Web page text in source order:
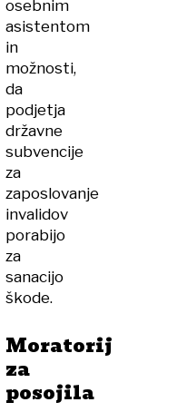
osebnim
asistentom
in
možnosti,
da
podjetja
državne
subvencije
za
zaposlovanje
invalidov
porabijo
za
sanacijo
škode.
Moratorij
za
posojila